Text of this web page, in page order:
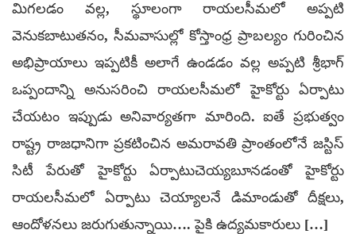
మిగలడం వల్ల, స్థూలంగా రాయలసీమలో అప్పటి
వెనుకబాటుతనం, సీమవాసుల్లో కోస్తాంధ్ర ప్రాబల్యం గురించిన
అభిప్రాయాలు ఇప్పటికీ అలాగే ఉండడం వల్ల అప్పటి శ్రీభాగ్
ఒప్పందాన్ని అనుసరించి రాయలసీమలో హైకోర్టు ఏర్పాటు
చేయటం ఇప్పుడు అనివార్యతగా మారింది. ఐతే ప్రభుత్వం
రాష్ట్ర రాజధానిగా ప్రకటించిన అమరావతి ప్రాంతంలోనే జస్టిస్
సిటీ పేరుతో హైకోర్టు ఏర్పాటుచెయ్యబూనడంతో హైకోర్టు
రాయలసీమలో ఏర్పాటు చెయ్యాలనే డిమాండుతో దీక్షలు,
ఆందోళనలు జరుగుతున్నాయి…. పైకి ఉద్యమకారులు […]